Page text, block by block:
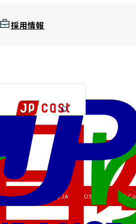
採用情報
Copyright (C) JAPAN POST HOLDINGS